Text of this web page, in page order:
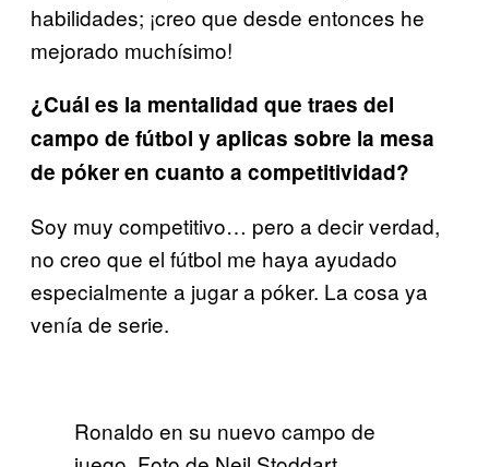
habilidades; ¡creo que desde entonces he
mejorado muchísimo!
¿Cuál es la mentalidad que traes del
campo de fútbol y aplicas sobre la mesa
de póker en cuanto a competitividad?
Soy muy competitivo… pero a decir verdad,
no creo que el fútbol me haya ayudado
especialmente a jugar a póker. La cosa ya
venía de serie.
Ronaldo en su nuevo campo de